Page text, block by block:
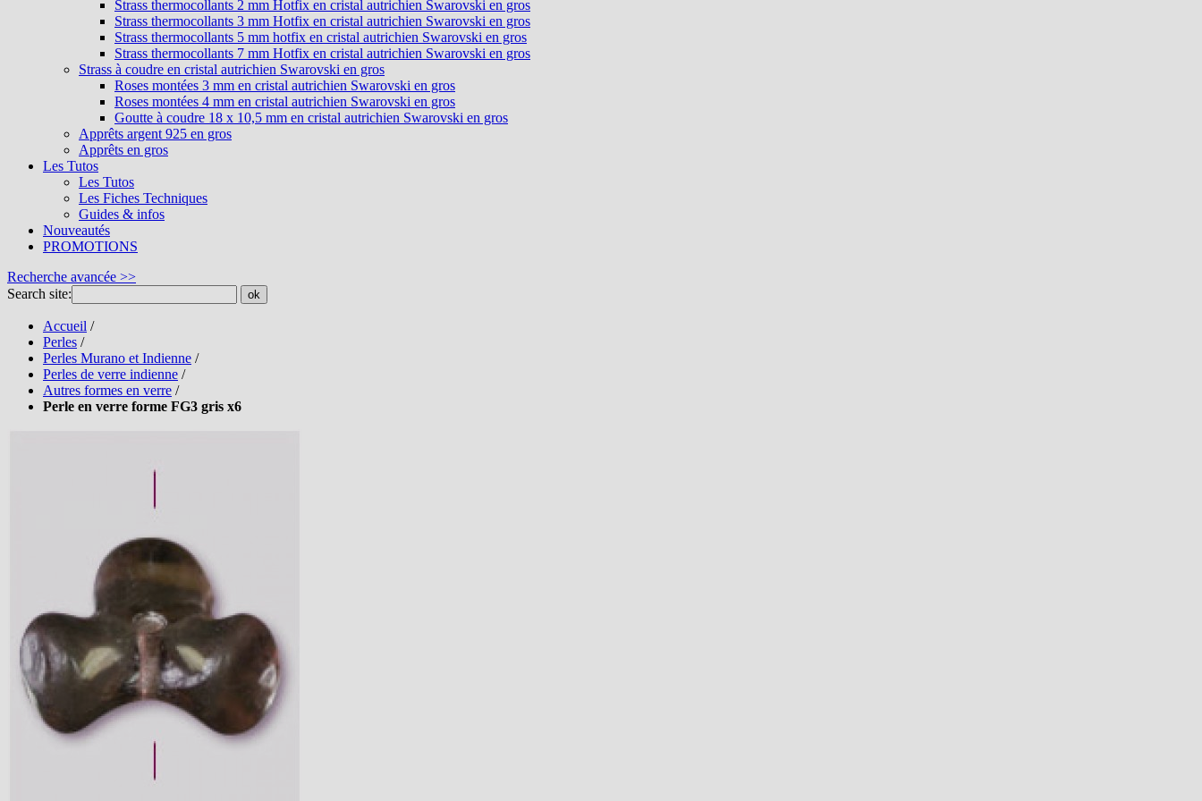
Strass thermocollants 2 mm Hotfix en cristal autrichien Swarovski en gros
Strass thermocollants 3 mm Hotfix en cristal autrichien Swarovski en gros
Strass thermocollants 5 mm hotfix en cristal autrichien Swarovski en gros
Strass thermocollants 7 mm Hotfix en cristal autrichien Swarovski en gros
Strass à coudre en cristal autrichien Swarovski en gros
Roses montées 3 mm en cristal autrichien Swarovski en gros
Roses montées 4 mm en cristal autrichien Swarovski en gros
Goutte à coudre 18 x 10,5 mm en cristal autrichien Swarovski en gros
Apprêts argent 925 en gros
Apprêts en gros
Les Tutos
Les Tutos
Les Fiches Techniques
Guides & infos
Nouveautés
PROMOTIONS
Recherche avancée >>
Search site:
ok
Accueil /
Perles /
Perles Murano et Indienne /
Perles de verre indienne /
Autres formes en verre /
Perle en verre forme FG3 gris x6